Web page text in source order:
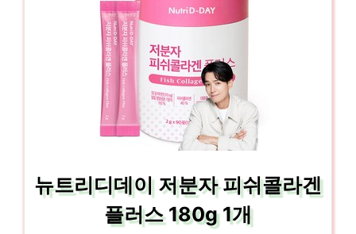
뉴트리디데이 저분자 피쉬콜라겐
플러스 180g 1개